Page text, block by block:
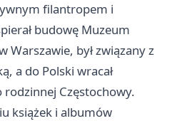
filantropem i
budowę Muzeum
Warszawie, był związany z
a do Polski wracał
rodzinnej Częstochowy.
książek i albumów